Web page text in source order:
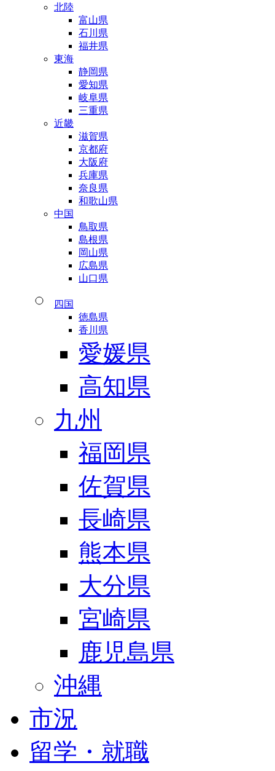
北陸
富山県
石川県
福井県
東海
静岡県
愛知県
岐阜県
三重県
近畿
滋賀県
京都府
大阪府
兵庫県
奈良県
和歌山県
中国
鳥取県
島根県
岡山県
広島県
山口県
四国
徳島県
香川県
愛媛県
高知県
九州
福岡県
佐賀県
長崎県
熊本県
大分県
宮崎県
鹿児島県
沖縄
市況
留学・就職